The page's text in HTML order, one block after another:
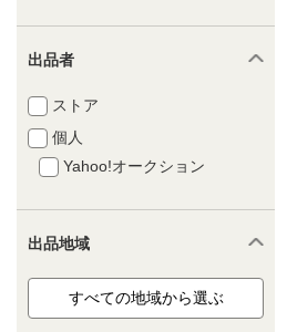
出品者
ストア
個人
Yahoo!オークション
出品地域